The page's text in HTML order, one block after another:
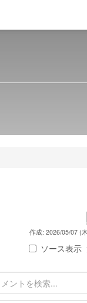
作成: 2026/05/07 (
ソース表示